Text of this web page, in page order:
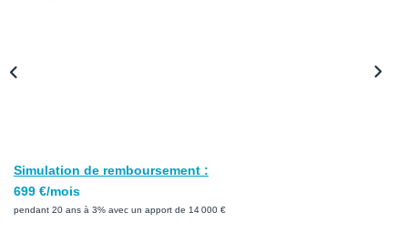
À La Location
Simulation de remboursement :
699 €/mois
pendant 20 ans à 3% avec un apport de 14 000 €